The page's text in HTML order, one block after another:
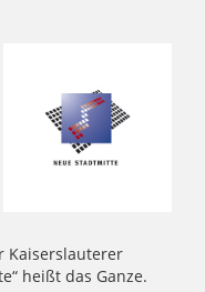
Kaiserslauterer
heißt das Ganze.